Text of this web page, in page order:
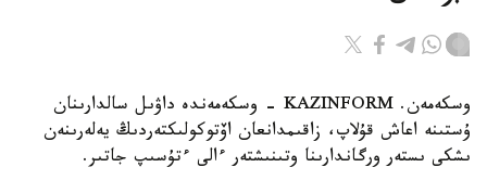
وسكەمەن. KAZINFORM - وسكەمەندە داۋىل سالدارىنان
ۇستىنە اعاش قۇلاپ، زاقىمدانعان اۆتوكولىكتەردىڭ يەلەرىنەن
ىشكى ىستەر ورگاندارىنا وتىنىشتەر ءالى ءتۇسىپ جاتىر.